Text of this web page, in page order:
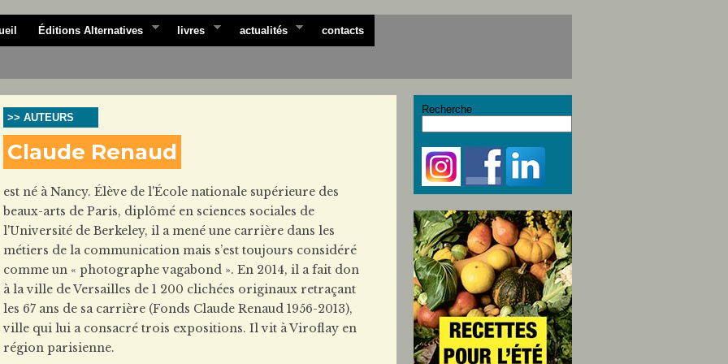
Éditions Alternatives livres actualités contacts
>> AUTEURS
Claude Renaud
est né à Nancy. Élève de l'École nationale supérieure des
beaux-arts de Paris, diplômé en sciences sociales de
l'Université de Berkeley, il a mené une carrière dans les
métiers de la communication mais s’est toujours considéré
comme un « photographe vagabond ». En 2014, il a fait don
à la ville de Versailles de 1 200 clichées originaux retraçant
les 67 ans de sa carrière (Fonds Claude Renaud 1956-2013),
ville qui lui a consacré trois expositions. Il vit à Viroflay en
région parisienne.
Recherche